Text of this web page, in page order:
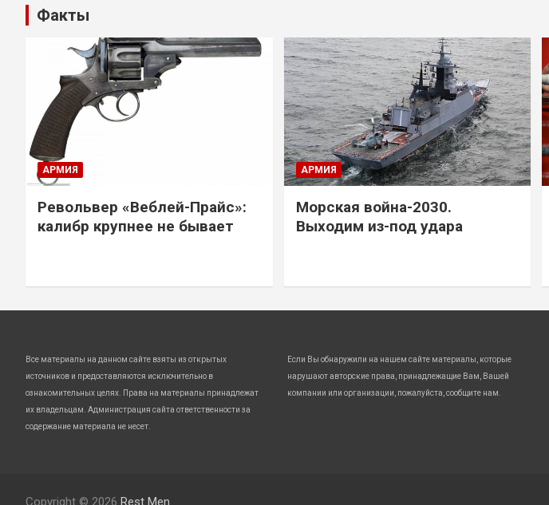
Факты
АРМИЯ
Револьвер «Веблей-Прайс»:
калибр крупнее не бывает
АРМИЯ
Морская война-2030.
Выходим из-под удара
Все материалы на данном сайте взяты из открытых
источников и предоставляются исключительно в
ознакомительных целях. Права на материалы принадлежат
их владельцам. Администрация сайта ответственности за
содержание материала не несет.
Если Вы обнаружили на нашем сайте материалы, которые
нарушают авторские права, принадлежащие Вам, Вашей
компании или организации, пожалуйста, сообщите нам.
Copyright © 2026 Rest Men.